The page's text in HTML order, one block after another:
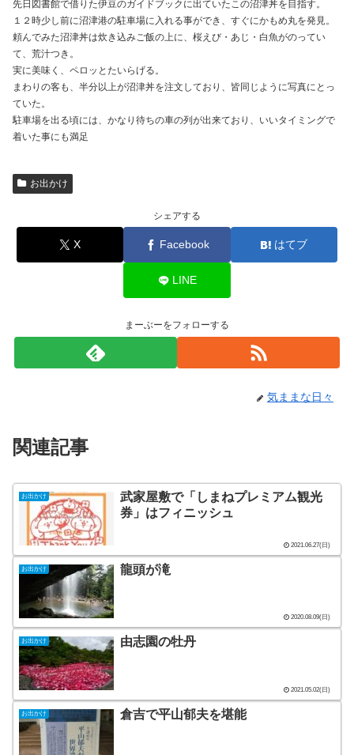
先日図書館で借りた伊豆のガイドブックに出ていたこの沼津丼を目指す。
１２時少し前に沼津港の駐車場に入れる事ができ、すぐにかもめ丸を発見。
頼んでみた沼津丼は炊き込みご飯の上に、桜えび・あじ・白魚がのってい
て、荒汁つき。
実に美味く、ペロッとたいらげる。
まわりの客も、半分以上が沼津丼を注文しており、皆同じように写真にとっ
ていた。
駐車場を出る頃には、かなり待ちの車の列が出来ており、いいタイミングで
着いた事にも満足
お出かけ
シェアする
X Facebook はてブ
LINE
まーぶーをフォローする
気ままな日々
関連記事
お出かけ
武家屋敷で「しまねプレミアム観光
券」はフィニッシュ
2021.06.27(日)
お出かけ 龍頭が滝
2020.08.09(日)
お出かけ 由志園の牡丹
2021.05.02(日)
お出かけ 倉吉で平山郁夫を堪能